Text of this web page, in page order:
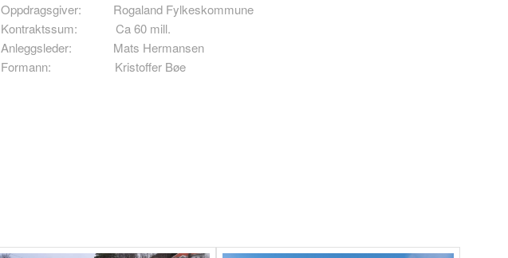
Oppdragsgiver: Rogaland Fylkeskommune
Kontraktssum: Ca 60 mill.
Anleggsleder: Mats Hermansen
Formann: Kristoffer Bøe